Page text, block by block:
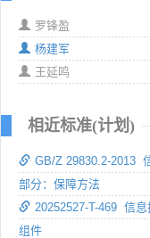
罗锋盈
杨建军
王延鸣
相近标准(计划)
GB/Z 29830.2-2013
部分：保障方法
20252527-T-469 信
组件